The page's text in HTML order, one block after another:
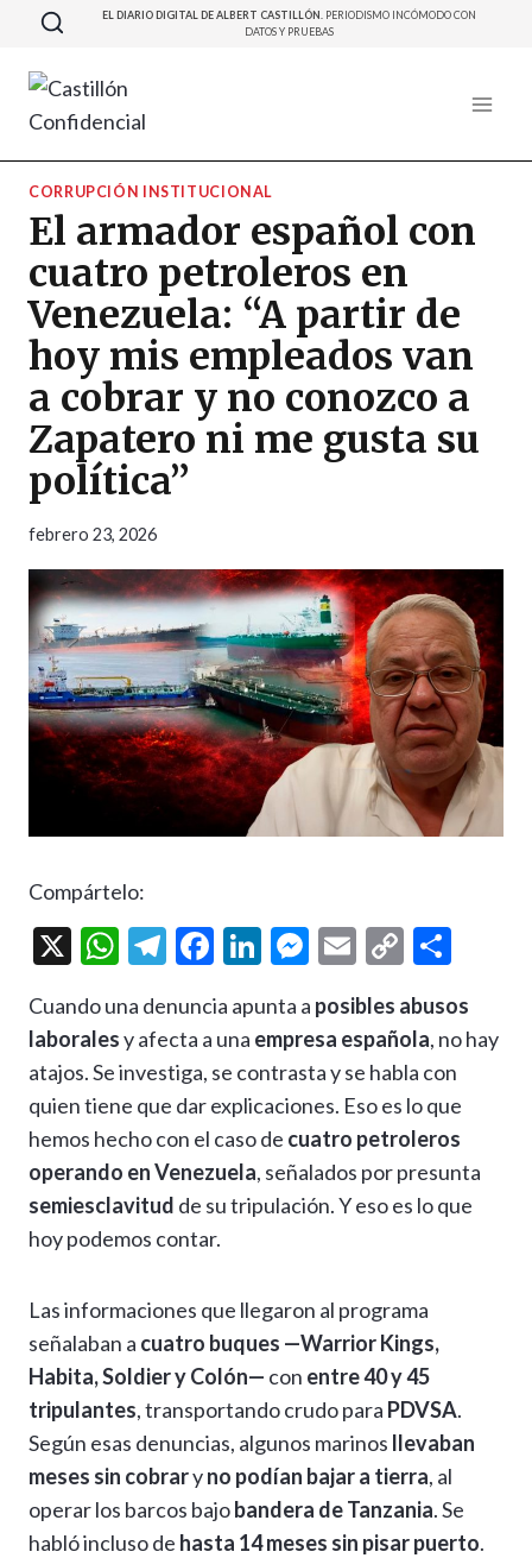
Saltar
contenido
EL DIARIO DIGITAL DE ALBERT CASTILLÓN. PERIODISMO INCÓMODO CON
DATOS Y PRUEBAS
CORRUPCIÓN INSTITUCIONAL
El armador español con
cuatro petroleros en
Venezuela: “A partir de
hoy mis empleados van
a cobrar y no conozco a
Zapatero ni me gusta su
política”
febrero 23, 2026
Compártelo:
X
W
at
s
A
p
p
T
e
gr
a
m
F
e
b
o
o
k
Li
ke
dI
n
M
se
n
g
er
E
ai
l
C
p
y
Li
n
k
m
p
ar
ti
r
Cuando una denuncia apunta a posibles abusos
laboralesy afecta a una empresa española, no hay
atajos. Se investiga, se contrasta y se habla con
quien tiene que dar explicaciones. Eso es lo que
hemos hecho con el caso de cuatro petroleros
operando en Venezuela, señalados por presunta
semiesclavitud de su tripulación. Y eso es lo que
hoy podemos contar.
Las informaciones que llegaron al programa
señalaban a cuatro buques —Warrior Kings,
Habita, Soldier y Colón— con entre 40 y 45
tripulantes, transportando crudo para PDVSA.
Según esas denuncias, algunos marinos llevaban
meses sin cobraryno podían bajar a tierra, al
operar los barcos bajobandera de Tanzania. Se
habló incluso de hasta 14 meses sin pisar puerto.